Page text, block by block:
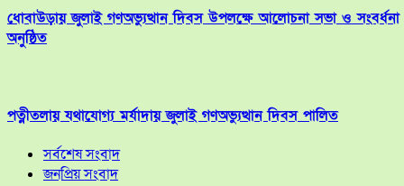
ধোবাউড়ায় জুলাই গণঅভ্যুত্থান দিবস উপলক্ষে আলোচনা সভা ও সংবর্ধনা
অনুষ্ঠিত
পত্নীতলায় যথাযোগ্য মর্যাদায় জুলাই গণঅভ্যুত্থান দিবস পালিত
সর্বশেষ সংবাদ
জনপ্রিয় সংবাদ